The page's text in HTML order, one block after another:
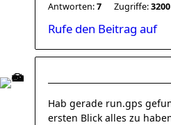
Antworten:7 Zugriffe:3200
Rufe den Beitrag auf
Hab gerade run.gps
ersten Blick alles zu